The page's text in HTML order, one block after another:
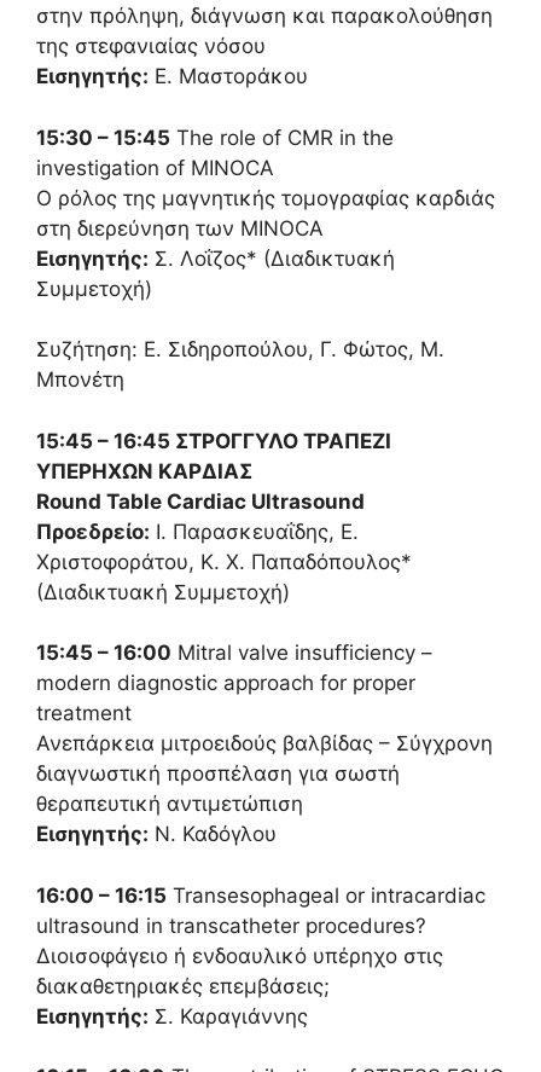
στην πρόληψη, διάγνωση και παρακολούθηση
της στεφανιαίας νόσου
Εισηγητής: Ε. Μαστοράκου
15:30 – 15:45 The role of CMR in the
investigation of MINOCA
Ο ρόλος της μαγνητικής τομογραφίας καρδιάς
στη διερεύνηση των MINOCA
Εισηγητής: Σ. Λοΐζος* (Διαδικτυακή
Συμμετοχή)
Συζήτηση: Ε. Σιδηροπούλου, Γ. Φώτος, Μ.
Μπονέτη
15:45 – 16:45 ΣΤΡΟΓΓΥΛΟ ΤΡΑΠΕΖΙ
ΥΠΕΡΗΧΩΝ ΚΑΡΔΙΑΣ
Round Table Cardiac Ultrasound
Προεδρείο: Ι. Παρασκευαΐδης, Ε.
Χριστοφοράτου, Κ. Χ. Παπαδόπουλος*
(Διαδικτυακή Συμμετοχή)
15:45 – 16:00 Mitral valve insufficiency –
modern diagnostic approach for proper
treatment
Ανεπάρκεια μιτροειδούς βαλβίδας – Σύγχρονη
διαγνωστική προσπέλαση για σωστή
θεραπευτική αντιμετώπιση
Εισηγητής: Ν. Καδόγλου
16:00 – 16:15 Transesophageal or intracardiac
ultrasound in transcatheter procedures?
Διοισοφάγειο ή ενδοαυλικό υπέρηχο στις
διακαθετηριακές επεμβάσεις;
Εισηγητής: Σ. Καραγιάννης